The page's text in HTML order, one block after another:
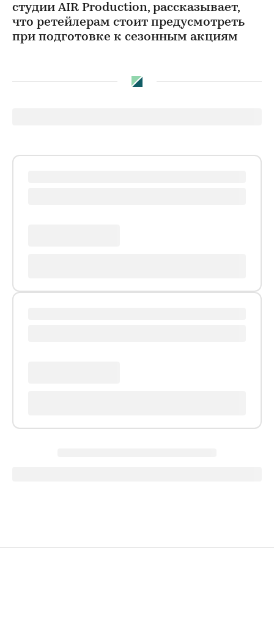
студии AIR Production, рассказывает,
что ретейлерам стоит предусмотреть
при подготовке к сезонным акциям